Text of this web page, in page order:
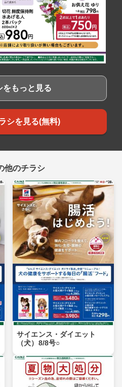
をもっと見る
シを見る(無料)
他のチラシ
サイエンス・ダイエット
（犬）8/8号○